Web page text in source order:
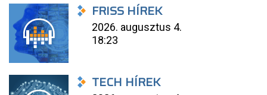
FRISS HÍREK
2026. augusztus 4.
18:23
TECH HÍREK